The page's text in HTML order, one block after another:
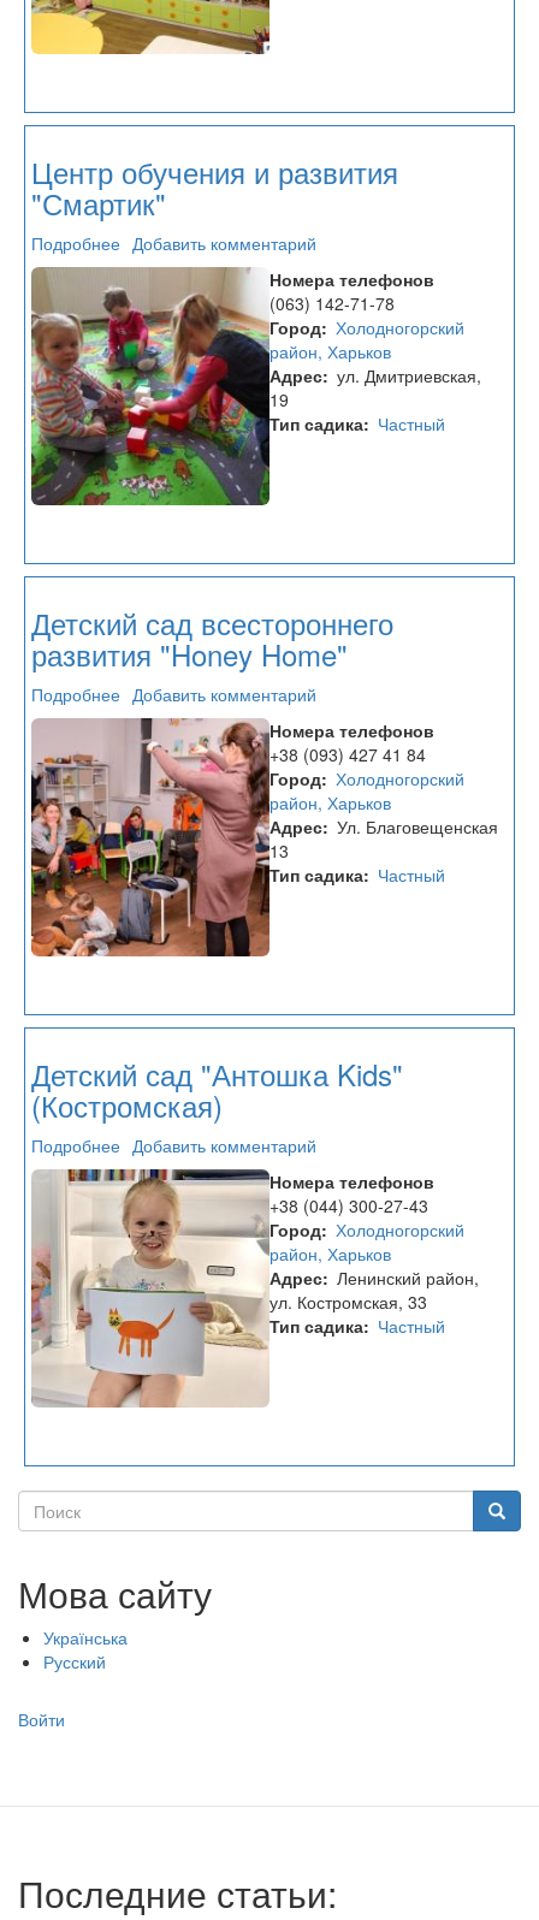
Центр обучения и развития
"Смартик"
Подробнее
Центр
обучения
и
развития
"Смартик"
Добавить комментарий
Номера телефонов
(063) 142-71-78
Город Холодногорский
район, Харьков
Адрес ул. Дмитриевская,
19
Тип садика
Частный
Детский сад всестороннего
развития "Honey Home"
Подробнее
Детский
сад
всестороннего
развития
"Honey
Home"
Добавить комментарий
Номера телефонов
+38 (093) 427 41 84
Город Холодногорский
район, Харьков
Адрес Ул. Благовещенская
13
Тип садика
Частный
Детский сад "Антошка Kids"
(Костромская)
Подробнее
Детский
сад
"Антошка
Kids"
(Костромская)
Добавить комментарий
Номера телефонов
+38 (044) 300-27-43
Город Холодногорский
район, Харьков
Адрес Ленинский район,
ул. Костромская, 33
Тип садика
Частный
Поиск Поиск
Мова сайту
Українська
Русский
Меню
записи
Войти
Последние статьи: